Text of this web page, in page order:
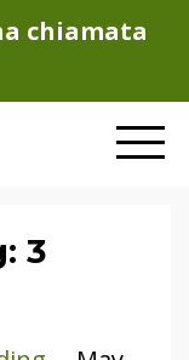
chiamata
3